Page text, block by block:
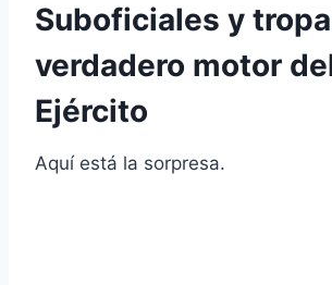
Suboficiales y
verdadero motor
Ejército
Aquí está la sorpresa.